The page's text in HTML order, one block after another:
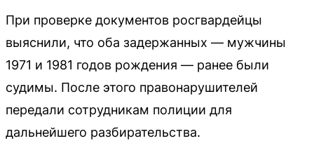
При проверке документов росгвардейцы
выяснили, что оба задержанных — мужчины
1971 и 1981 годов рождения — ранее были
судимы. После этого правонарушителей
передали сотрудникам полиции для
дальнейшего разбирательства.